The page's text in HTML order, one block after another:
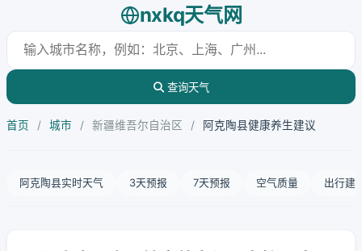
nxkq天气网
查询天气
首页 / 城市 / 新疆维吾尔自治区 / 阿克陶县健康养生建议
阿克陶县实时天气 3天预报 7天预报 空气质量 出行建